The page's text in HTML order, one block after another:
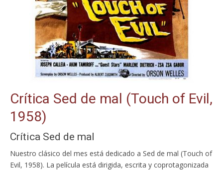
Crítica Sed de mal (Touch of Evil,
1958)
Crítica Sed de mal
Nuestro clásico del mes está dedicado a Sed de mal (Touch of
Evil, 1958). La película está dirigida, escrita y coprotagonizada